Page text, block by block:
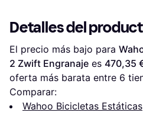
Detalles del
El precio más bajo para
2 Zwift Engranaje es 470,35
oferta más barata entre 6
Comparar:
Wahoo Bicicletas Estáticas